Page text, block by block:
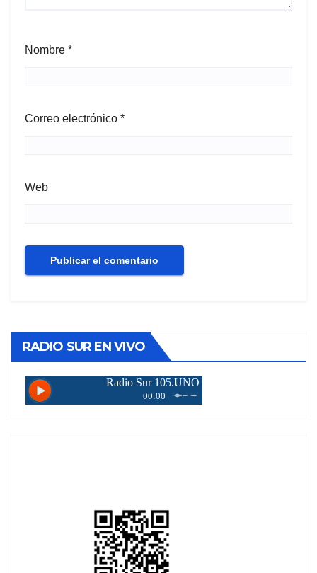
Nombre *
Correo electrónico *
Web
RADIO SUR EN VIVO